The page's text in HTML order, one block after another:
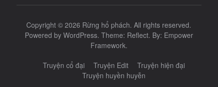
Copyright © 2026 Rừng hổ phách. All rights reserved.
Powered by WordPress. Theme: Reflect. By: Empower
Framework.
Truyện cổ đại Truyện Edit
Truyện hiện đại
Truyện huyền huyễn